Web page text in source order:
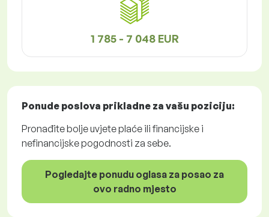
1 785 - 7 048 EUR
Ponude poslova prikladne za vašu poziciju:
Pronađite bolje uvjete plaće ili financijske i
nefinancijske pogodnosti za sebe.
Pogledajte ponudu oglasa za posao za
ovo radno mjesto